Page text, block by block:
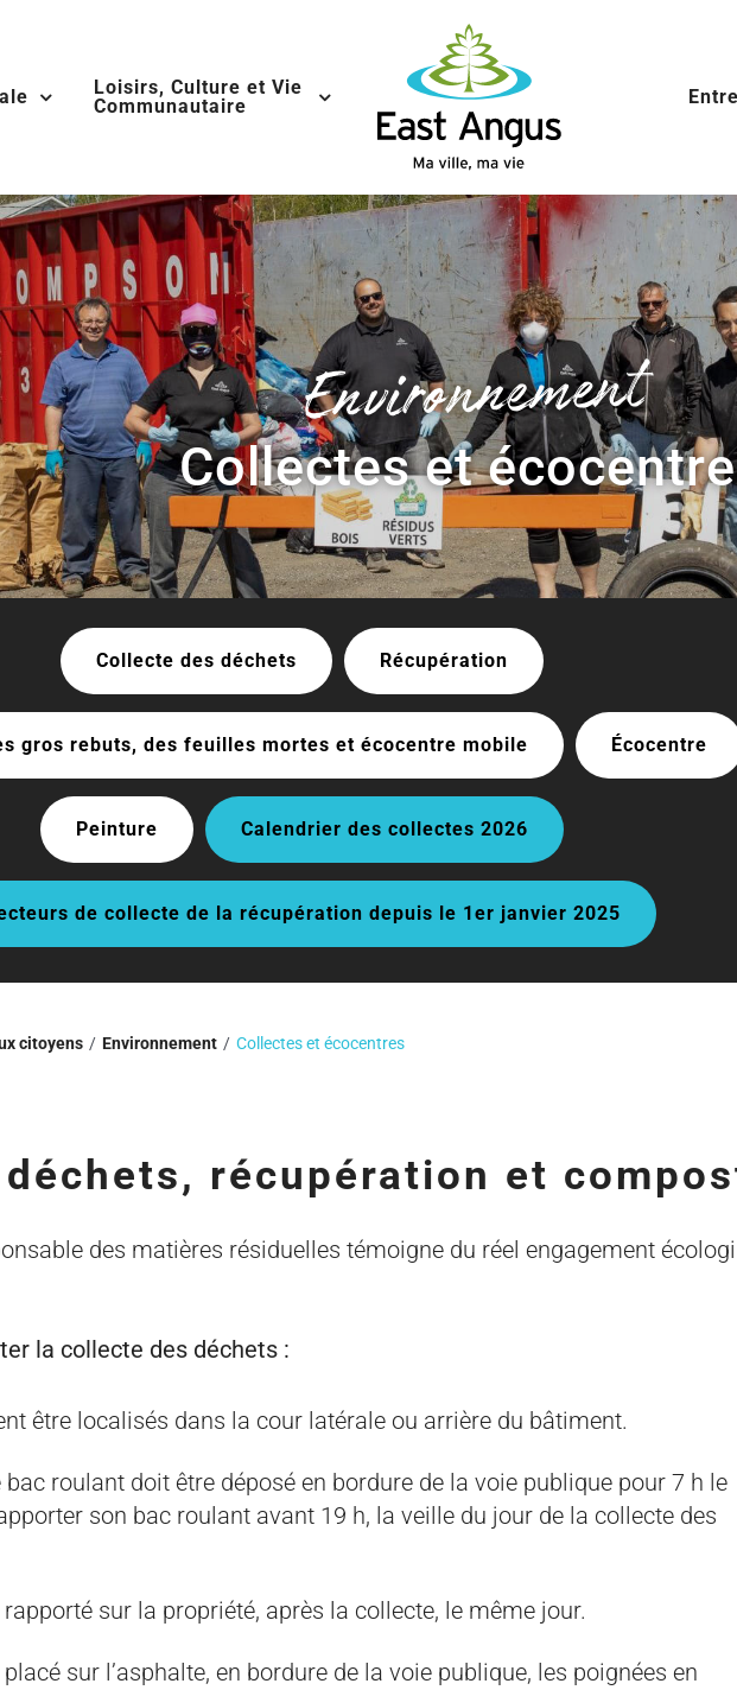
Loisirs, Culture et Vie
Communautaire
Environnement
Collectes et
Collecte des déchets Récupération
gros rebuts, des feuilles mortes et écocentre mobile Écocentre
Peinture Calendrier des collectes 2026
de collecte de la récupération depuis le 1er janvier 2025
citoyens Environnement Collectes et écocentres
récupération et
des matières résiduelles témoigne du réel engagement
la collecte des déchets :
être localisés dans la cour latérale ou arrière du bâtiment.
roulant doit être déposé en bordure de la voie publique pour 7 h le
son bac roulant avant 19 h, la veille du jour de la collecte des
sur la propriété, après la collecte, le même jour.
sur l’asphalte, en bordure de la voie publique, les poignées en